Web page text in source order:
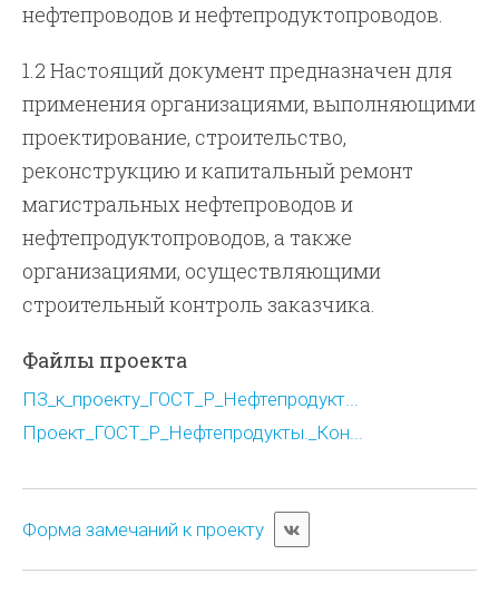
нефтепроводов и нефтепродуктопроводов.
1.2 Настоящий документ предназначен для
применения организациями, выполняющими
проектирование, строительство,
реконструкцию и капитальный ремонт
магистральных нефтепроводов и
нефтепродуктопроводов, а также
организациями, осуществляющими
строительный контроль заказчика.
Файлы проекта
ПЗ_к_проекту_ГОСТ_Р_Нефтепродукт...
Проект_ГОСТ_Р_Нефтепродукты._Кон...
Форма замечаний к проекту